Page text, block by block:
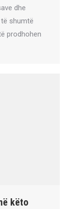
dhe
shumtë
prodhohen
këto